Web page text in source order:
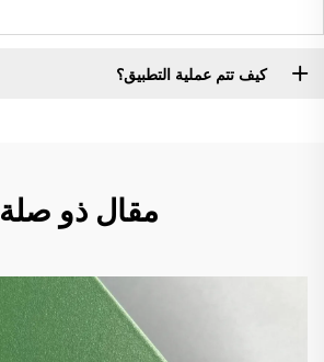
كيف تتم عملية التطبيق؟
مقال ذو صلة